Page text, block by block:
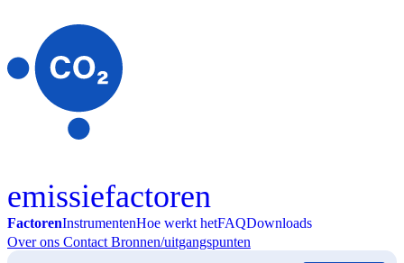
emissiefactoren
FactorenInstrumentenHoe werkt hetFAQDownloads
Over ons Contact Bronnen/uitgangspunten